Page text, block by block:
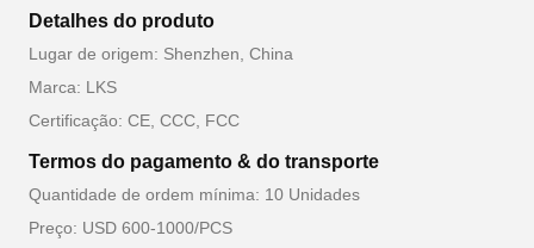
Detalhes do produto
Lugar de origem: Shenzhen, China
Marca: LKS
Certificação: CE, CCC, FCC
Termos do pagamento & do transporte
Quantidade de ordem mínima: 10 Unidades
Preço: USD 600-1000/PCS